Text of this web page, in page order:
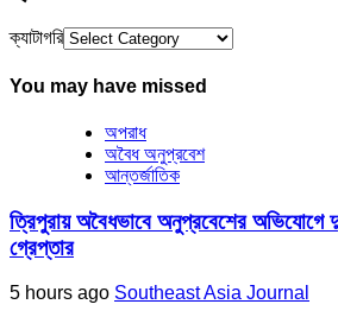
ক্যাটাগরি
You may have missed
অপরাধ
অবৈধ অনুপ্রবেশ
আন্তর্জাতিক
ত্রিপুরায় অবৈধভাবে অনুপ্রবেশের অভিযোগে
গ্রেপ্তার
5 hours ago Southeast Asia Journal